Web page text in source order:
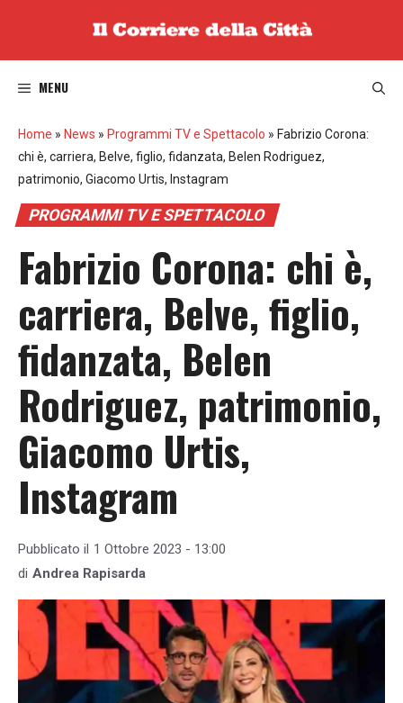
MENU
Home » News » Programmi TV e Spettacolo » Fabrizio Corona:
chi è, carriera, Belve, figlio, fidanzata, Belen Rodriguez,
patrimonio, Giacomo Urtis, Instagram
PROGRAMMI TV E SPETTACOLO
Fabrizio Corona: chi è,
carriera, Belve, figlio,
fidanzata, Belen
Rodriguez, patrimonio,
Giacomo Urtis,
Instagram
Pubblicato il 1 Ottobre 2023 - 13:00
di Andrea Rapisarda